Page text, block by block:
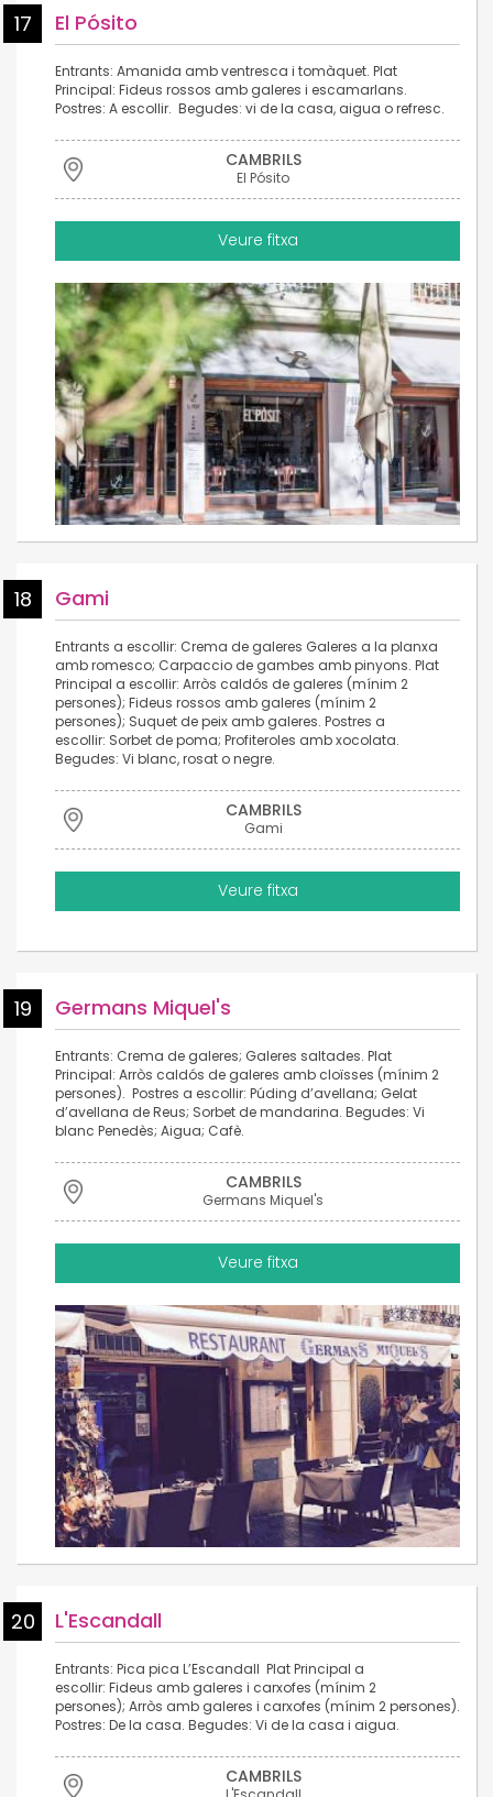
17 El Pósito
Entrants: Amanida amb ventresca i tomàquet. Plat
Principal: Fideus rossos amb galeres i escamarlans.
Postres: A escollir. Begudes: vi de la casa, aigua o refresc.
CAMBRILS
El Pósito
Veure fitxa
18 Gami
Entrants a escollir: Crema de galeres Galeres a la planxa
amb romesco; Carpaccio de gambes amb pinyons. Plat
Principal a escollir: Arròs caldós de galeres (mínim 2
persones); Fideus rossos amb galeres (mínim 2
persones); Suquet de peix amb galeres. Postres a
escollir: Sorbet de poma; Profiteroles amb xocolata.
Begudes: Vi blanc, rosat o negre.
CAMBRILS
Gami
Veure fitxa
19 Germans Miquel's
Entrants: Crema de galeres; Galeres saltades. Plat
Principal: Arròs caldós de galeres amb cloïsses (mínim 2
persones). Postres a escollir: Púding d’avellana; Gelat
d’avellana de Reus; Sorbet de mandarina. Begudes: Vi
blanc Penedès; Aigua; Cafè.
CAMBRILS
Germans Miquel's
Veure fitxa
20 L'Escandall
Entrants: Pica pica L’Escandall Plat Principal a
escollir: Fideus amb galeres i carxofes (mínim 2
persones); Arròs amb galeres i carxofes (mínim 2 persones).
Postres: De la casa. Begudes: Vi de la casa i aigua.
CAMBRILS